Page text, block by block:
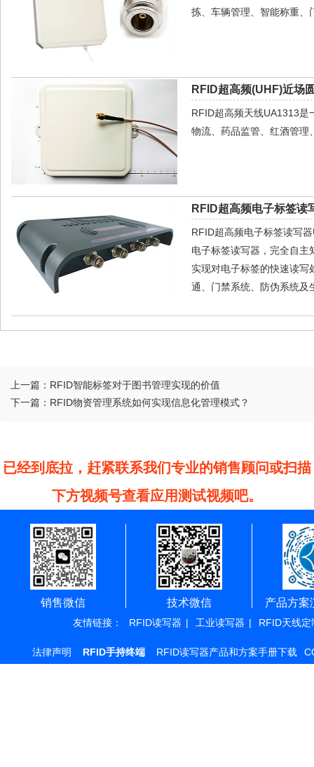
拣、车辆管理、智能称重、
RFID超高频(UHF)近场
RFID超高频天线UA1313是
物流、药品监管、红酒管理
RFID超高频电子标签读
RFID超高频电子标签读写
电子标签读写器，完全自
实现对电子标签的快速读
通、门禁系统、防伪系统及
上一篇： RFID智能标签对于图书管理实现的价值
下一篇： RFID物资管理系统如何实现信息化管理模式？
已经到底拉，赶紧联系我们专业的销售顾问或扫描
下方视频号查看应用测试视频吧。
销售微信 技术微信 产品方案
友情链接： RFID读写器 | 工业读写器 | RFID天线定
法律声明 RFID手持终端 RFID读写器产品和方案手册下载